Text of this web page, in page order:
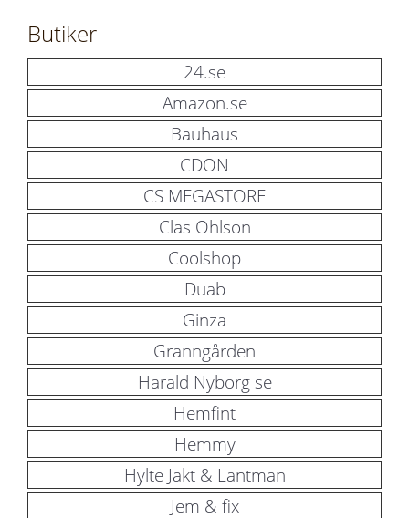
Butiker
24.se
Amazon.se
Bauhaus
CDON
CS MEGASTORE
Clas Ohlson
Coolshop
Duab
Ginza
Granngården
Harald Nyborg se
Hemfint
Hemmy
Hylte Jakt & Lantman
Jem & fix